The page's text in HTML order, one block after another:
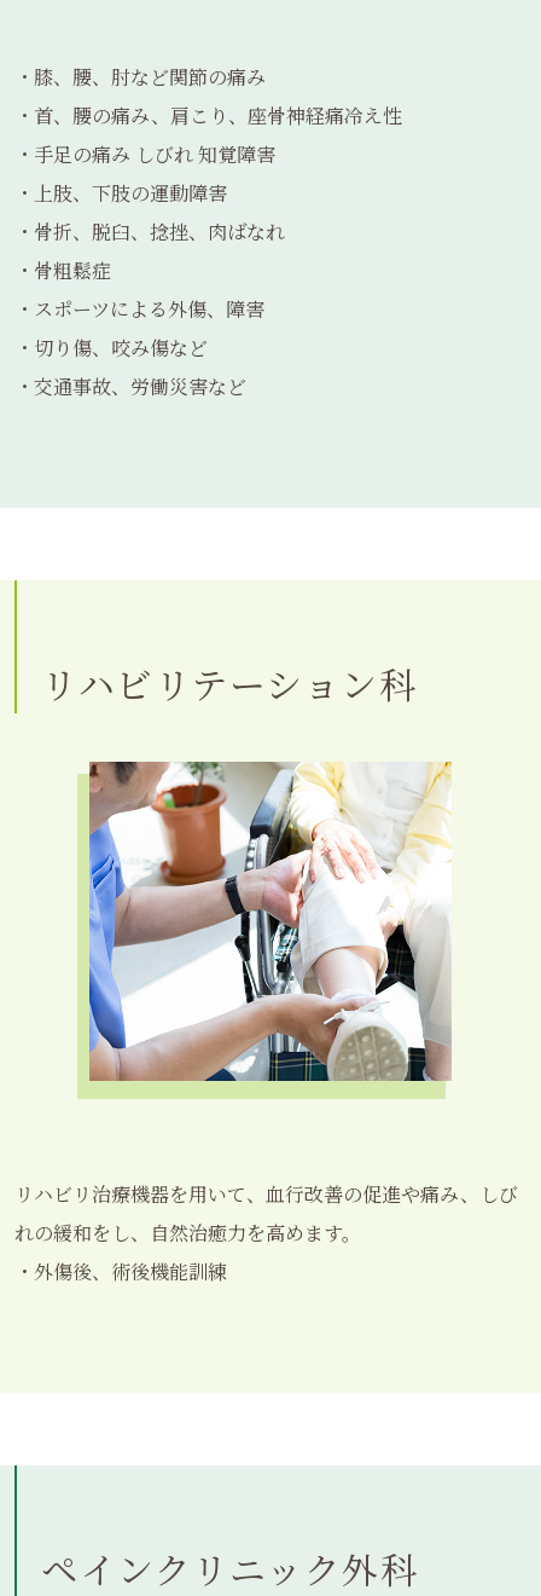
・膝、腰、肘など関節の痛み
・首、腰の痛み、肩こり、座骨神経痛冷え性
・手足の痛み しびれ 知覚障害
・上肢、下肢の運動障害
・骨折、脱臼、捻挫、肉ばなれ
・骨粗鬆症
・スポーツによる外傷、障害
・切り傷、咬み傷など
・交通事故、労働災害など
リハビリテーション科
リハビリ治療機器を用いて、血行改善の促進や痛み、しび
れの緩和をし、自然治癒力を高めます。
・外傷後、術後機能訓練
ペインクリニック外科